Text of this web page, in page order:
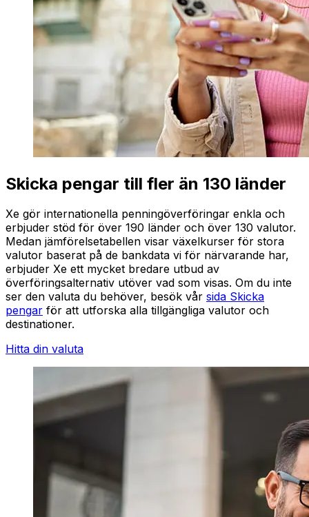
Skicka pengar till fler än 130 länder
Xe gör internationella penningöverföringar enkla och
erbjuder stöd för över 190 länder och över 130 valutor.
Medan jämförelsetabellen visar växelkurser för stora
valutor baserat på de bankdata vi för närvarande har,
erbjuder Xe ett mycket bredare utbud av
överföringsalternativ utöver vad som visas. Om du inte
ser den valuta du behöver, besök vår sida Skicka
pengar för att utforska alla tillgängliga valutor och
destinationer.
Hitta din valuta